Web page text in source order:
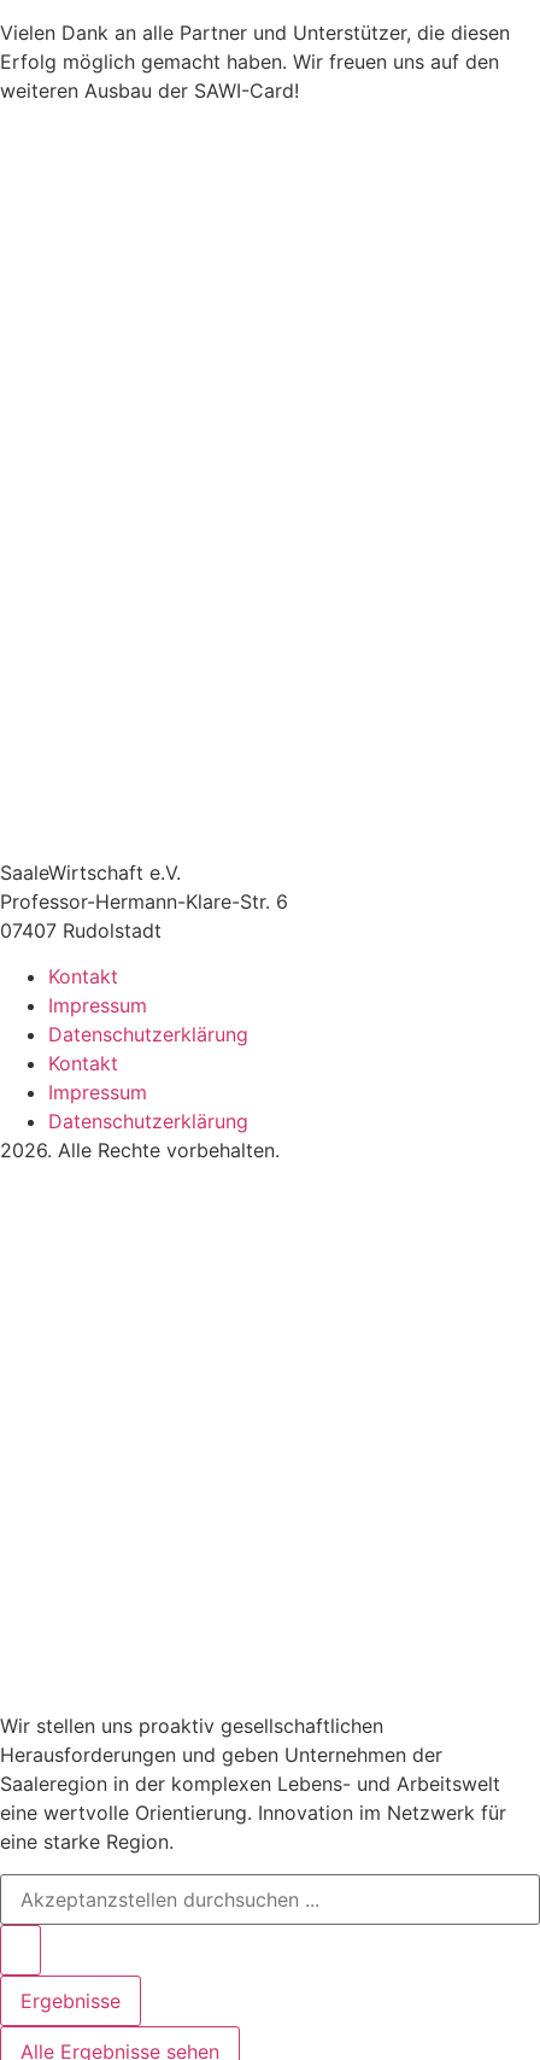
Vielen Dank an alle Partner und Unterstützer, die diesen
Erfolg möglich gemacht haben. Wir freuen uns auf den
weiteren Ausbau der SAWI-Card!
SaaleWirtschaft e.V.
Professor-Hermann-Klare-Str. 6
07407 Rudolstadt
Kontakt
Impressum
Datenschutzerklärung
Kontakt
Impressum
Datenschutzerklärung
2026. Alle Rechte vorbehalten.
Wir stellen uns proaktiv gesellschaftlichen
Herausforderungen und geben Unternehmen der
Saaleregion in der komplexen Lebens- und Arbeitswelt
eine wertvolle Orientierung. Innovation im Netzwerk für
eine starke Region.
Search
Ergebnisse
Alle Ergebnisse sehen